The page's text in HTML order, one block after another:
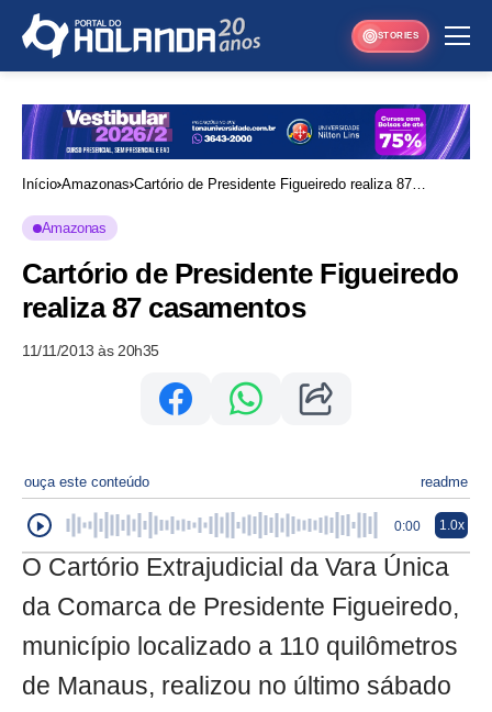
STORIES
Início Amazonas Cartório de Presidente Figueiredo realiza 87
Amazonas
Cartório de Presidente Figueiredo
realiza 87 casamentos
11/11/2013 às 20h35
ouça este conteúdo readme
0:00 1.0x
O Cartório Extrajudicial da Vara Única
da Comarca de Presidente Figueiredo,
município localizado a 110 quilômetros
de Manaus, realizou no último sábado